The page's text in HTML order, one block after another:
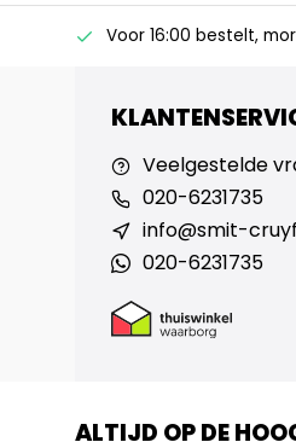
Voor 16:00 bestelt,
Veelgestelde
020-6231735
info@smit-
020-6231735
ALTIJD OP DE